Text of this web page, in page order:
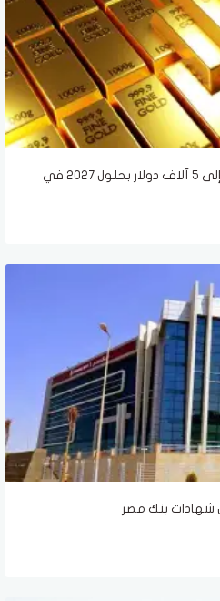
محلل اقتصادي: الذهب قد يصل إلى 5 آلاف دولار بحلول 2027 في